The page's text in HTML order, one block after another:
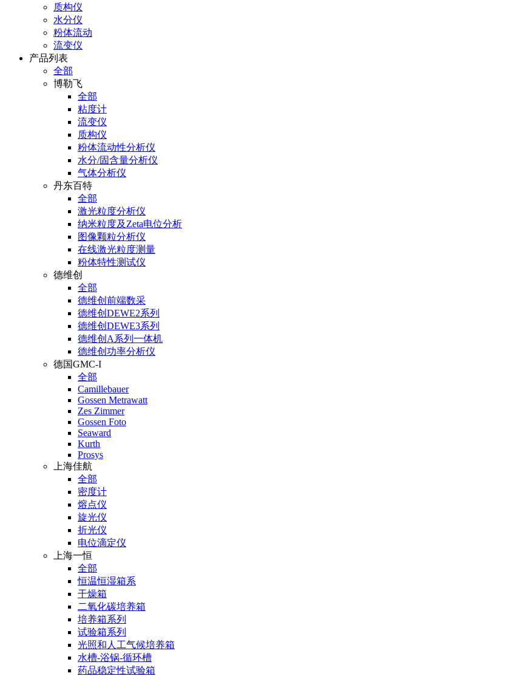
质构仪
水分仪
粉体流动
流变仪
产品列表
全部
博勒飞
全部
粘度计
流变仪
质构仪
粉体流动性分析仪
水分/固含量分析仪
气体分析仪
丹东百特
全部
激光粒度分析仪
纳米粒度及Zeta电位分析
图像颗粒分析仪
在线激光粒度测量
粉体特性测试仪
德维创
全部
德维创前端数采
德维创DEWE2系列
德维创DEWE3系列
德维创A系列一体机
德维创功率分析仪
德国GMC-I
全部
Camillebauer
Gossen Metrawatt
Zes Zimmer
Gossen Foto
Seaward
Kurth
Prosys
上海佳航
全部
密度计
熔点仪
旋光仪
折光仪
电位滴定仪
上海一恒
全部
恒温恒湿箱系
干燥箱
二氧化碳培养箱
培养箱系列
试验箱系列
光照和人工气候培养箱
水槽-浴锅-循环槽
药品稳定性试验箱